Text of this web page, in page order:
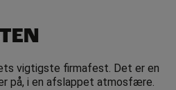
vigtigste firmafest. Det er en
på, i en afslappet atmosfære.